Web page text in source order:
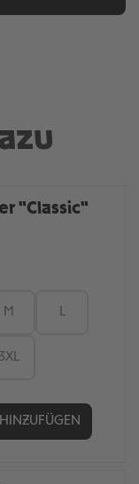
"Classic"
M L
3XL